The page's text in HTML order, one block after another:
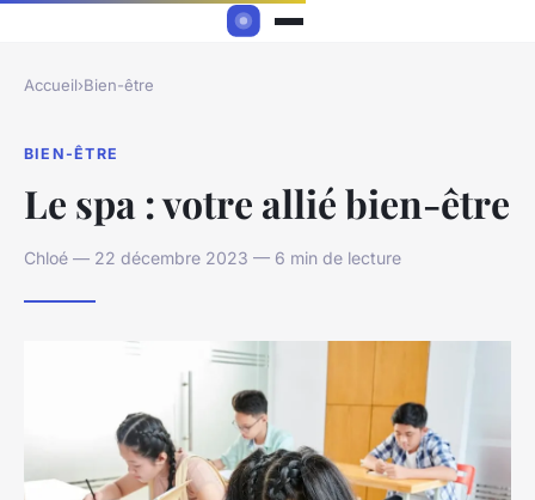
Accueil›Bien-être
BIEN-ÊTRE
Le spa : votre allié bien-être
Chloé — 22 décembre 2023 — 6 min de lecture